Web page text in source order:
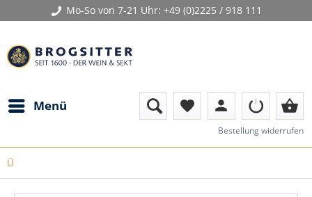
Mo-So von 7-21 Uhr: +49 (0)2225 / 918 111
Menü favorite person shopping_basket
Bestellung widerrufen
Ü